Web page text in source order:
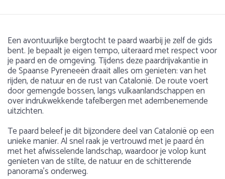
Een avontuurlijke bergtocht te paard waarbij je zelf de gids
bent. Je bepaalt je eigen tempo, uiteraard met respect voor
je paard en de omgeving. Tijdens deze paardrijvakantie in
de Spaanse Pyreneeën draait alles om genieten: van het
rijden, de natuur en de rust van Catalonië. De route voert
door gemengde bossen, langs vulkaanlandschappen en
over indrukwekkende tafelbergen met adembenemende
uitzichten.
Te paard beleef je dit bijzondere deel van Catalonië op een
unieke manier. Al snel raak je vertrouwd met je paard én
met het afwisselende landschap, waardoor je volop kunt
genieten van de stilte, de natuur en de schitterende
panorama’s onderweg.